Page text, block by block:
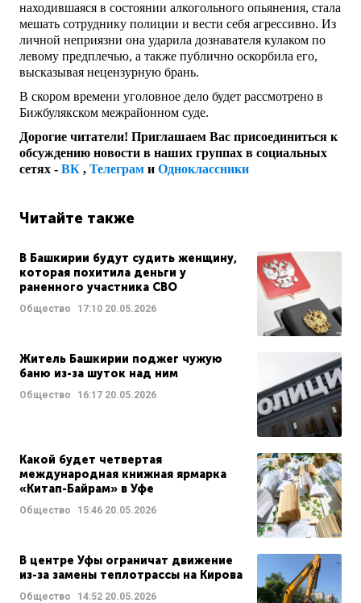
находившаяся в состоянии алкогольного опьянения, стала
мешать сотруднику полиции и вести себя агрессивно. Из
личной неприязни она ударила дознавателя кулаком по
левому предплечью, а также публично оскорбила его,
высказывая нецензурную брань.
В скором времени уголовное дело будет рассмотрено в
Бижбулякском межрайонном суде.
Дорогие читатели! Приглашаем Вас присоединиться к
обсуждению новости в наших группах в социальных
сетях - ВК , Телеграм и Одноклассники
Читайте также
В Башкирии будут судить женщину,
которая похитила деньги у
раненного участника СВО
Общество 17:10 20.05.2026
Житель Башкирии поджег чужую
баню из-за шуток над ним
Общество 16:17 20.05.2026
Какой будет четвертая
международная книжная ярмарка
«Китап-Байрам» в Уфе
Общество 15:46 20.05.2026
В центре Уфы ограничат движение
из-за замены теплотрассы на Кирова
Общество 14:52 20.05.2026